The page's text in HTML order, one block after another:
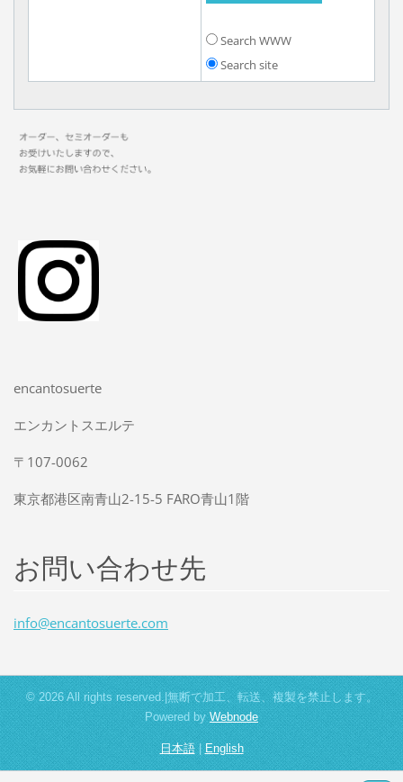
Search WWW
Search site
encantosuerte
エンカントスエルテ
〒107-0062
東京都港区南青山2-15-5 FARO青山1階
お問い合わせ先
info@encantosuerte.com
© 2026 All rights reserved.|無断で加工、転送、複製を禁止します。
Powered byWebnode
日本語|English